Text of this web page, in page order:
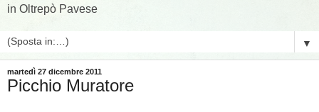
in Oltrepò Pavese
▼
martedì 27 dicembre 2011
Picchio Muratore